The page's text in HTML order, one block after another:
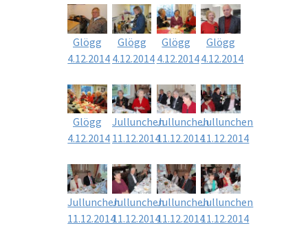
Glögg
4.12.2014
Glögg
4.12.2014
Glögg
4.12.2014
Glögg
4.12.2014
Glögg
4.12.2014
Jullunchen
11.12.2014
Jullunchen
11.12.2014
Jullunchen
11.12.2014
Jullunchen
11.12.2014
Jullunchen
11.12.2014
Jullunchen
11.12.2014
Jullunchen
11.12.2014